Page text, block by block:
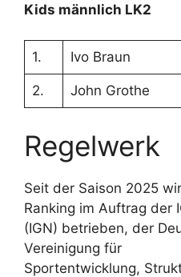
Kids männlich LK2
1. Ivo Braun
2. John Grothe
Regelwerk
Seit der Saison 2025
Ranking im Auftrag der
(IGN) betrieben, der
Vereinigung für
Sportentwicklung,